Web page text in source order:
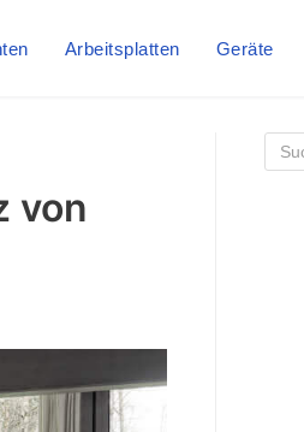
Arbeitsplatten Geräte
von